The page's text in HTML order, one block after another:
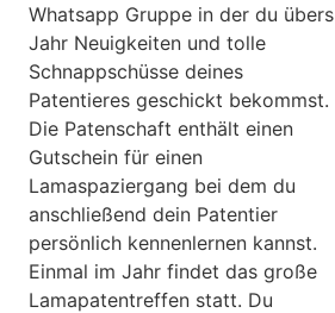
Whatsapp Gruppe in der du übers
Jahr Neuigkeiten und tolle
Schnappschüsse deines
Patentieres geschickt bekommst.
Die Patenschaft enthält einen
Gutschein für einen
Lamaspaziergang bei dem du
anschließend dein Patentier
persönlich kennenlernen kannst.
Einmal im Jahr findet das große
Lamapatentreffen statt. Du